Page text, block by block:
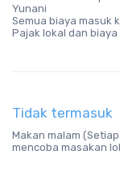
Yunani
Semua biaya masuk
Pajak lokal dan
Tidak termasuk
Makan malam
mencoba masakan